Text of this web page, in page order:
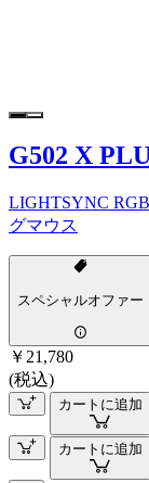
G502 X
LIGHTSYNC
グマウス
スペシャルオファー
￥21,780
(税込)
カートに追加
カートに追加